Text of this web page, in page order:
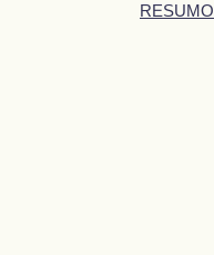
RESUMO